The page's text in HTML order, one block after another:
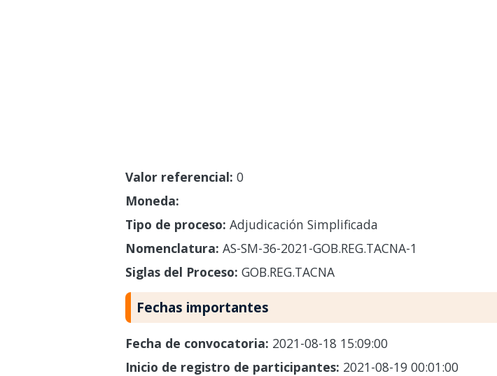
Valor referencial: 0
Moneda:
Tipo de proceso: Adjudicación Simplificada
Nomenclatura: AS-SM-36-2021-GOB.REG.TACNA-1
Siglas del Proceso: GOB.REG.TACNA
Fechas importantes
Fecha de convocatoria: 2021-08-18 15:09:00
Inicio de registro de participantes: 2021-08-19 00:01:00